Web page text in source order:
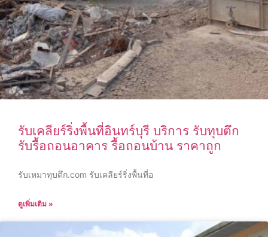
รับเคลียร์ริ่งพื้นที่อินทร์บุรี บริการ รับทุบตึก
รับรื้อถอนอาคาร รื้อถอนบ้าน ราคาถูก
รับเหมาทุบตึก.com รับเคลียร์ริ่งพื้นที่อ
ดูเพิ่มเติม »